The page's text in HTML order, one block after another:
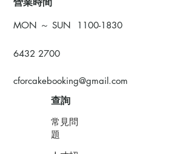
MON ～ SUN 1100-1830
6432 2700
cforcakebooking@gmail.com
查詢
常見問
題